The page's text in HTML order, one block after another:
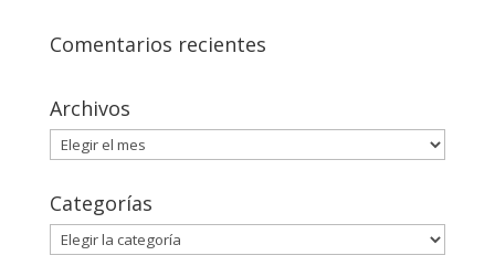
Comentarios recientes
Archivos
Archivos
Categorías
Categorías